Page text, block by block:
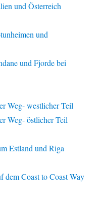
und Österreich
und
und Fjorde bei
Weg- westlicher Teil
Weg- östlicher Teil
Estland und Riga
dem Coast to Coast Way